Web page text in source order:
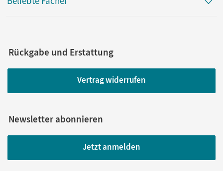
Rückgabe und Erstattung
Vertrag widerrufen
Newsletter abonnieren
Jetzt anmelden